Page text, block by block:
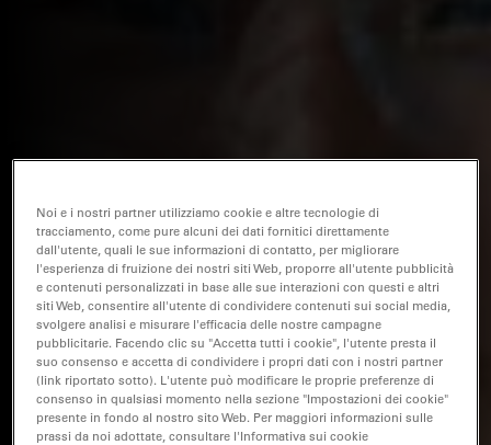
Noi e i nostri partner utilizziamo cookie e altre tecnologie di
tracciamento, come pure alcuni dei dati fornitici direttamente
dall'utente, quali le sue informazioni di contatto, per migliorare
l'esperienza di fruizione dei nostri siti Web, proporre all'utente pubblicità
e contenuti personalizzati in base alle sue interazioni con questi e altri
siti Web, consentire all'utente di condividere contenuti sui social media,
svolgere analisi e misurare l'efficacia delle nostre campagne
pubblicitarie. Facendo clic su "Accetta tutti i cookie", l'utente presta il
suo consenso e accetta di condividere i propri dati con i nostri partner
(link riportato sotto). L'utente può modificare le proprie preferenze di
consenso in qualsiasi momento nella sezione "Impostazioni dei cookie"
presente in fondo al nostro sito Web. Per maggiori informazioni sulle
prassi da noi adottate, consultare l'Informativa sui cookie